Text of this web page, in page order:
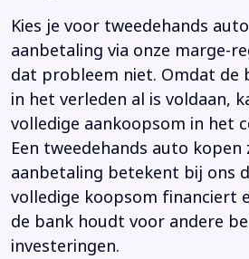
Kies je voor tweedehands
aanbetaling via onze marge-
dat probleem niet. Omdat de
in het verleden al is voldaan,
volledige aankoopsom in het
Een tweedehands auto kopen
aanbetaling betekent bij ons
volledige koopsom financiert
de bank houdt voor andere
investeringen.